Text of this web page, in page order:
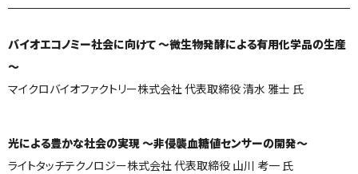
バイオエコノミー社会に向けて ～微生物発酵による有用化学品の生産
～
マイクロバイオファクトリー株式会社 代表取締役 清水 雅士 氏
光による豊かな社会の実現 ～非侵襲血糖値センサーの開発～
ライトタッチテクノロジー株式会社 代表取締役 山川 考一 氏